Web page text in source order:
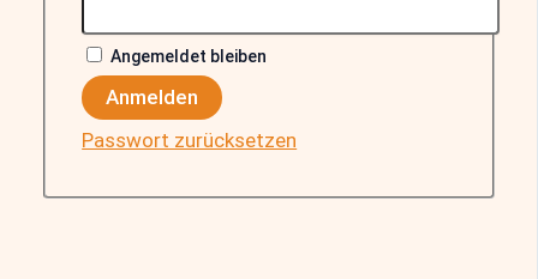
Angemeldet bleiben
Anmelden
Passwort zurücksetzen